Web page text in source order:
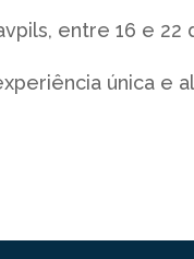
entre 16 e 22
única